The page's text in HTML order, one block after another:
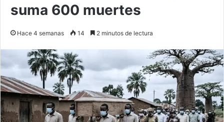
suma 600 muertes
Hace 4 semanas 14 2 minutos de lectura